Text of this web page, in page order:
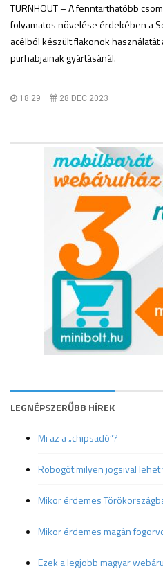
TURNHOUT – A fenntarthatóbb
folyamatos növelése érdekében a
acélból készült flakonok
purhabjainak gyártásánál.
18:29 28 DEC 2023
LEGNÉPSZERŰBB HÍREK
Mi az a „chipsadó”?
Robogót milyen jogsival
Mikor érdemes
Mikor érdemes magán
Ezek a legjobb magyar